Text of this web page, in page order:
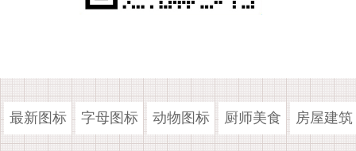
最新图标 字母图标 动物图标 厨师美食 房屋建筑